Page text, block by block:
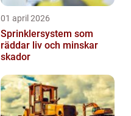
01 april 2026
Sprinklersystem som
räddar liv och minskar
skador